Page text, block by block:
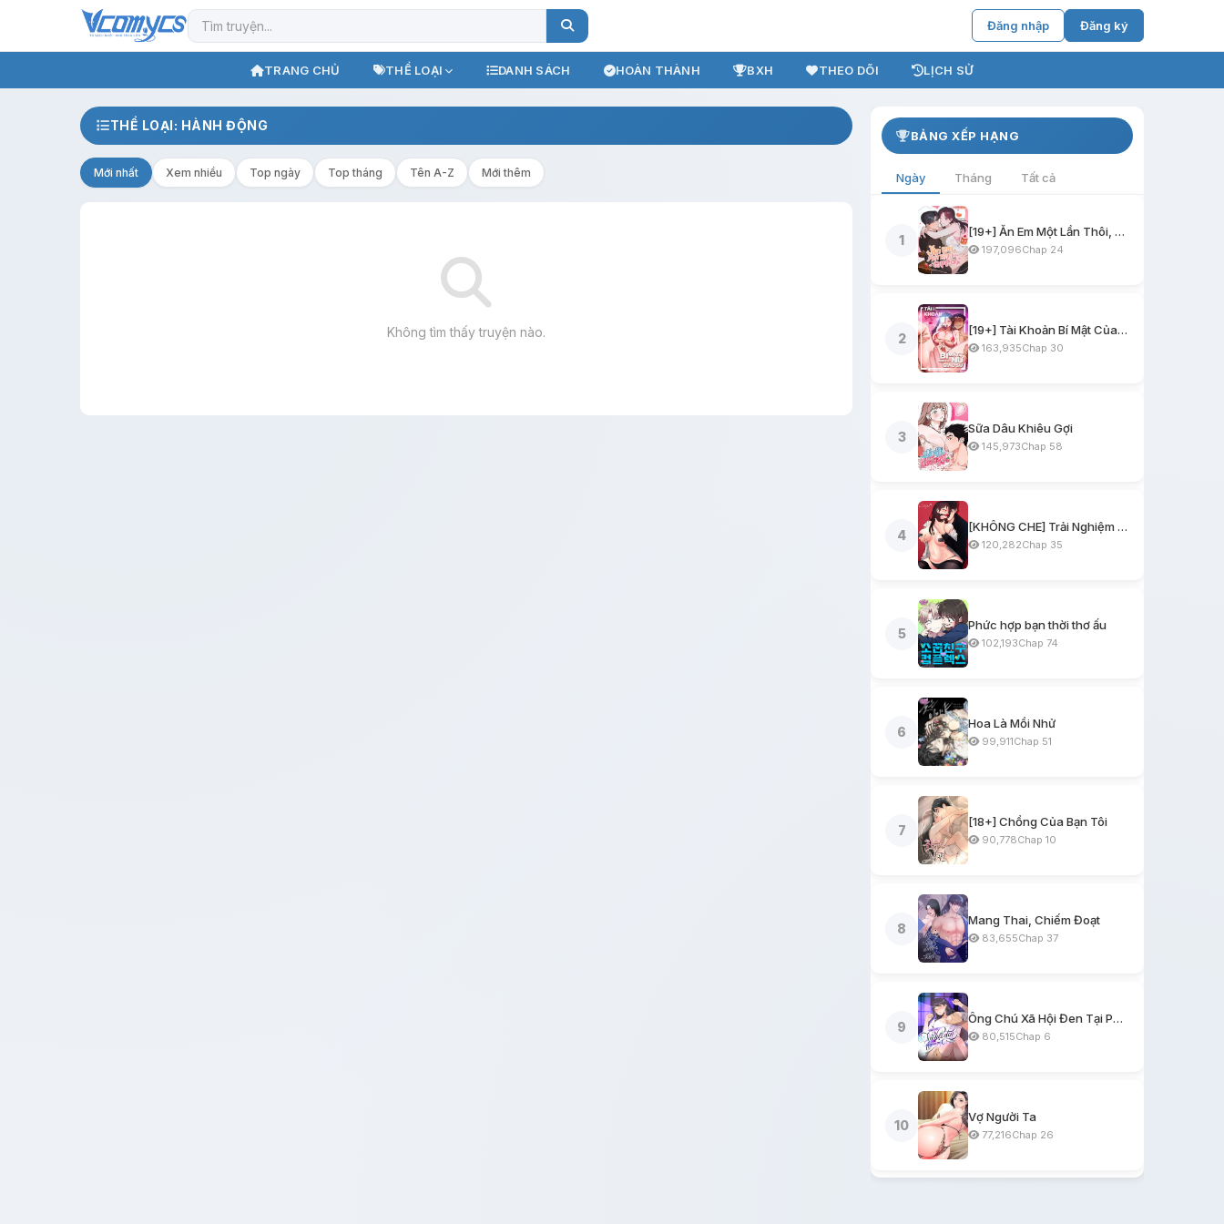
Đăng nhập Đăng ký
TRANG CHỦ THỂ LOẠI DANH SÁCH HOÀN THÀNH BXH THEO DÕI LỊCH SỬ
THỂ LOẠI: HÀNH ĐỘNG
Mới nhất Xem nhiều Top ngày Top tháng Tên A-Z Mới thêm
Không tìm thấy truyện nào.
BẢNG XẾP HẠNG
Ngày Tháng Tất cả
1
[19+] Ăn Em Một Lần Thôi, Oppa
197,096Chap 24
2
[19+] Tài Khoản Bí Mật Của Nữ Giáo Sư
163,935Chap 30
3
Sữa Dâu Khiêu Gợi
145,973Chap 58
4
[KHÔNG CHE] Trải Nghiệm Một Ngày Workshop BDSM
120,282Chap 35
5
Phức hợp bạn thời thơ ấu
102,193Chap 74
6
Hoa Là Mồi Nhử
99,911Chap 51
7
[18+] Chồng Của Bạn Tôi
90,778Chap 10
8
Mang Thai, Chiếm Đoạt
83,655Chap 37
9
Ông Chú Xã Hội Đen Tại Phòng Trọ
80,515Chap 6
10
Vợ Người Ta
77,216Chap 26